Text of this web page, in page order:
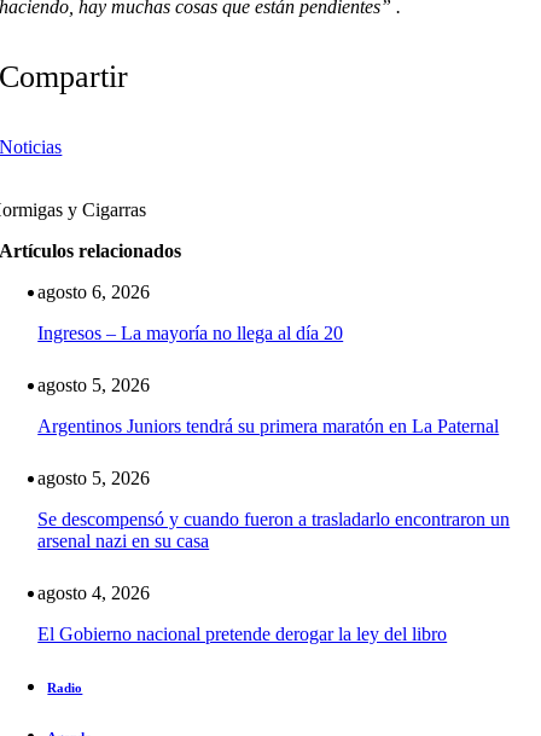
haciendo, hay muchas cosas que están pendientes” .
Compartir
Noticias
y Cigarras
Artículos relacionados
agosto 6, 2026
Ingresos – La mayoría no llega al día 20
agosto 5, 2026
Argentinos Juniors tendrá su primera maratón en La Paternal
agosto 5, 2026
Se descompensó y cuando fueron a trasladarlo encontraron un
arsenal nazi en su casa
agosto 4, 2026
El Gobierno nacional pretende derogar la ley del libro
Radio